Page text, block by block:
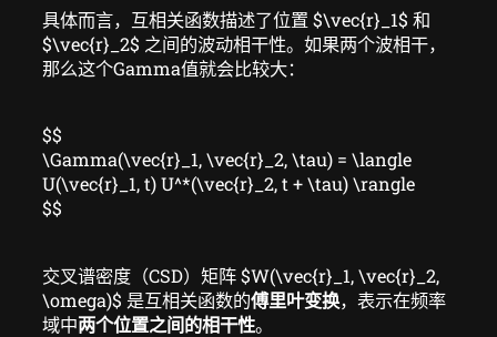
具体而言，互相关函数描述了位置 $\vec{r}_1$ 和
$\vec{r}_2$ 之间的波动相干性。如果两个波相干，
那么这个Gamma值就会比较大：
$$
\Gamma(\vec{r}_1, \vec{r}_2, \tau) = \langle
U(\vec{r}_1, t) U^*(\vec{r}_2, t + \tau) \rangle
$$
交叉谱密度（CSD）矩阵 $W(\vec{r}_1, \vec{r}_2,
\omega)$ 是互相关函数的傅里叶变换，表示在频率
域中两个位置之间的相干性。